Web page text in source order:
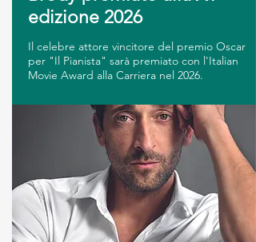
edizione 2026
Il celebre attore vincitore del premio Oscar
per "Il Pianista" sarà premiato con l'Italian
Movie Award alla Carriera nel 2026.